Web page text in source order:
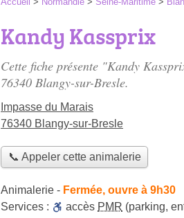
Kandy Kassprix
Cette fiche présente "Kandy
76340 Blangy-sur-Bresle.
Impasse du Marais
76340 Blangy-sur-Bresle
📞 Appeler cette animalerie
Animalerie - Fermée, ouvre à 9h30
Services :
accès PMR (parking,